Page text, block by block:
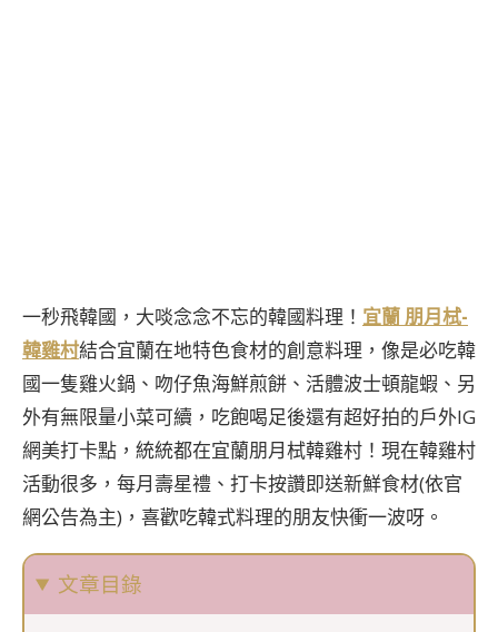
一秒飛韓國，大啖念念不忘的韓國料理！ 宜蘭 朋月栻-
韓雞村結合宜蘭在地特色食材的創意料理，像是必吃韓
國一隻雞火鍋、吻仔魚海鮮煎餅、活體波士頓龍蝦、另
外有無限量小菜可續，吃飽喝足後還有超好拍的戶外IG
網美打卡點，統統都在宜蘭朋月栻韓雞村！現在韓雞村
活動很多，每月壽星禮、打卡按讚即送新鮮食材(依官
網公告為主)，喜歡吃韓式料理的朋友快衝一波呀。
文章目錄